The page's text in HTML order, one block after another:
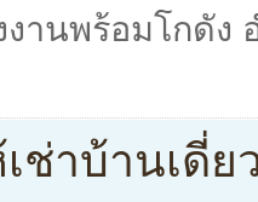
งานพร้อมโกดัง
ช่าบ้านเดี่